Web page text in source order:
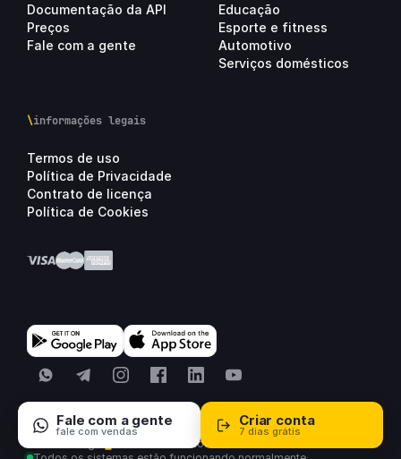
Fale com a gente
fale com vendas
Criar conta
7 dias grátis
Documentação da API
Preços
Fale com a gente
Educação
Esporte e fitness
Automotivo
Serviços domésticos
\informações legais
Termos de uso
Política de Privacidade
Contrato de licença
Política de Cookies
WhatsAppTelegramInstagramFacebookLinkedInYouTube
Todos os direitos reservados.